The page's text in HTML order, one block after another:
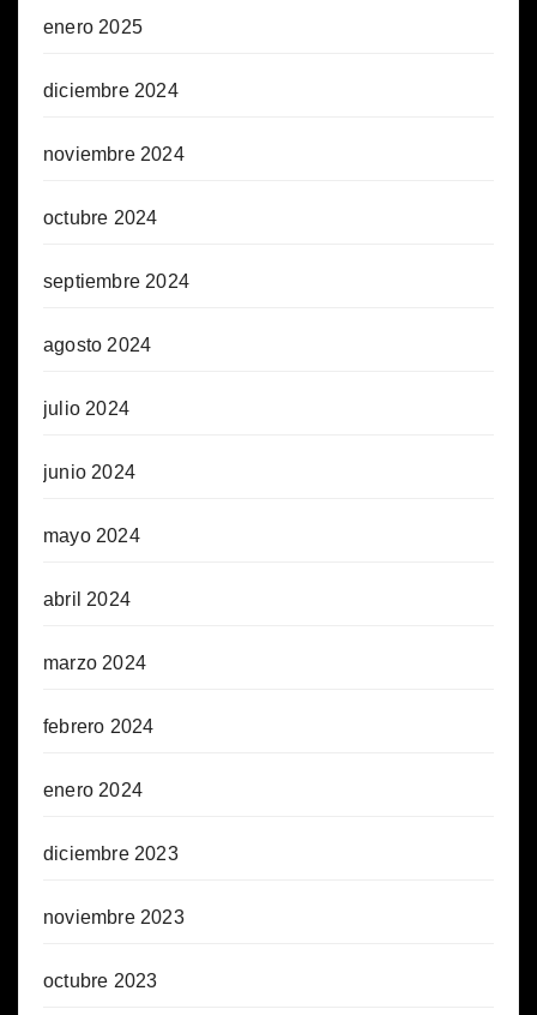
enero 2025
diciembre 2024
noviembre 2024
octubre 2024
septiembre 2024
agosto 2024
julio 2024
junio 2024
mayo 2024
abril 2024
marzo 2024
febrero 2024
enero 2024
diciembre 2023
noviembre 2023
octubre 2023